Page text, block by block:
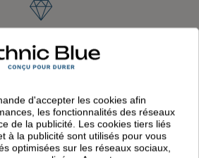
unique transmis de
en génération et qualité
d'accepter les cookies afin
les fonctionnalités des réseaux
de la publicité. Les cookies tiers liés
à la publicité sont utilisés pour vous
optimisées sur les réseaux sociaux,